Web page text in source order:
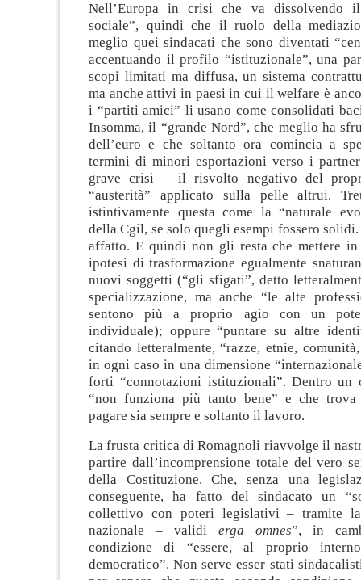
Nell’Europa in crisi che va dissolvendo
sociale”, quindi che il ruolo della
meglio quei sindacati che sono diventati
accentuando il profilo “istituzionale”, una
scopi limitati ma diffusa, un sistema
ma anche attivi in paesi in cui il welfare è
i “partiti amici” li usano come consolidati
Insomma, il “grande Nord”, che meglio ha
dell’euro e che soltanto ora comincia a
termini di minori esportazioni verso i
grave crisi – il risvolto negativo del
“austerità” applicato sulla pelle altrui.
istintivamente questa come la “naturale
della Cgil, se solo quegli esempi fossero
affatto. E quindi non gli resta che mettere in
ipotesi di trasformazione egualmente
nuovi soggetti (“gli sfigati”, detto
specializzazione, ma anche “le alte
sentono più a proprio agio con un
individuale); oppure “puntare su altre
citando letteralmente, “razze, etnie,
in ogni caso in una dimensione
forti “connotazioni istituzionali”. Dentro un
“non funziona più tanto bene” e che
pagare sia sempre e soltanto il lavoro.
La frusta critica di Romagnoli riavvolge il
partire dall’incomprensione totale del vero
della Costituzione. Che, senza una
conseguente, ha fatto del sindacato un
collettivo con poteri legislativi – tramite la
nazionale – validi erga omnes”, in
condizione di “essere, al proprio
democratico”. Non serve esser stati